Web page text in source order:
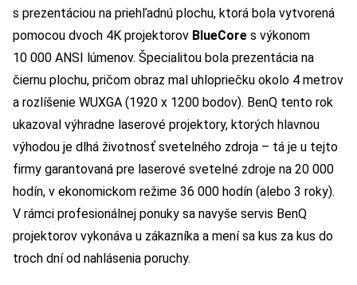
s prezentáciou na priehľadnú plochu, ktorá bola vytvorená
pomocou dvoch 4K projektorov BlueCore s výkonom
10 000 ANSI lúmenov. Špecialitou bola prezentácia na
čiernu plochu, pričom obraz mal uhlopriečku okolo 4 metrov
a rozlíšenie WUXGA (1920 x 1200 bodov). BenQ tento rok
ukazoval výhradne laserové projektory, ktorých hlavnou
výhodou je dlhá životnosť svetelného zdroja – tá je u tejto
firmy garantovaná pre laserové svetelné zdroje na 20 000
hodín, v ekonomickom režime 36 000 hodín (alebo 3 roky).
V rámci profesionálnej ponuky sa navyše servis BenQ
projektorov vykonáva u zákazníka a mení sa kus za kus do
troch dní od nahlásenia poruchy.